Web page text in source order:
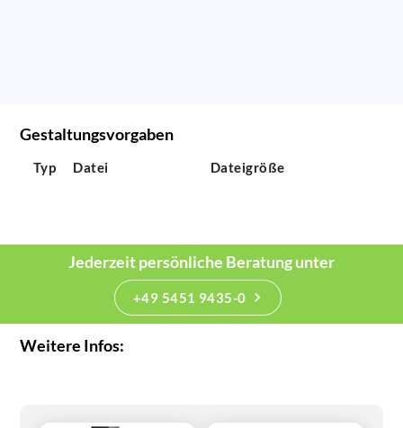
Gestaltungsvorgaben
Typ Datei Dateigröße
Jederzeit persönliche Beratung unter
+49 5451 9435-0
Weitere Infos: